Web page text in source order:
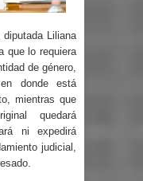
Liliana
que lo requiera
de género,
donde está
mientras que
quedará
ni expedirá
judicial,